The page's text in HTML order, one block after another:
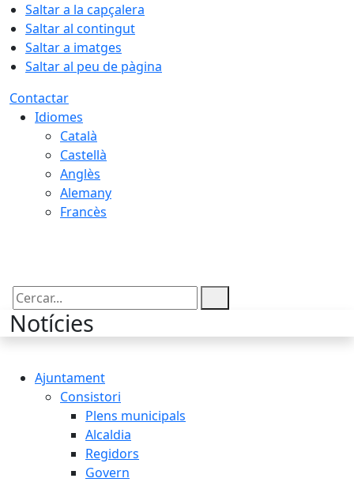
Saltar a la capçalera
Saltar al contingut
Saltar a imatges
Saltar al peu de pàgina
Contactar
Idiomes
Català
Castellà
Anglès
Alemany
Francès
Cercar:
Notícies
Ajuntament
Consistori
Plens municipals
Alcaldia
Regidors
Govern